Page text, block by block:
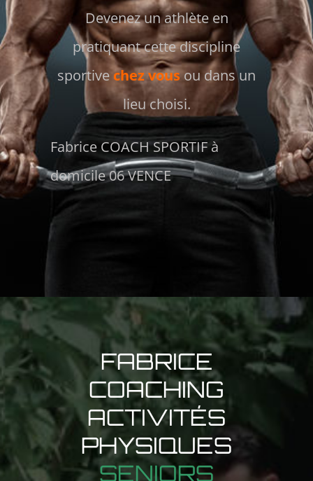
Devenez un athlète en
pratiquant cette discipline
sportive chez vousou dans un
lieu choisi.
Fabrice COACH SPORTIF à
domicile 06 VENCE
FABRICE
COACHING
ACTIVITÉS
PHYSIQUES
SENIORS